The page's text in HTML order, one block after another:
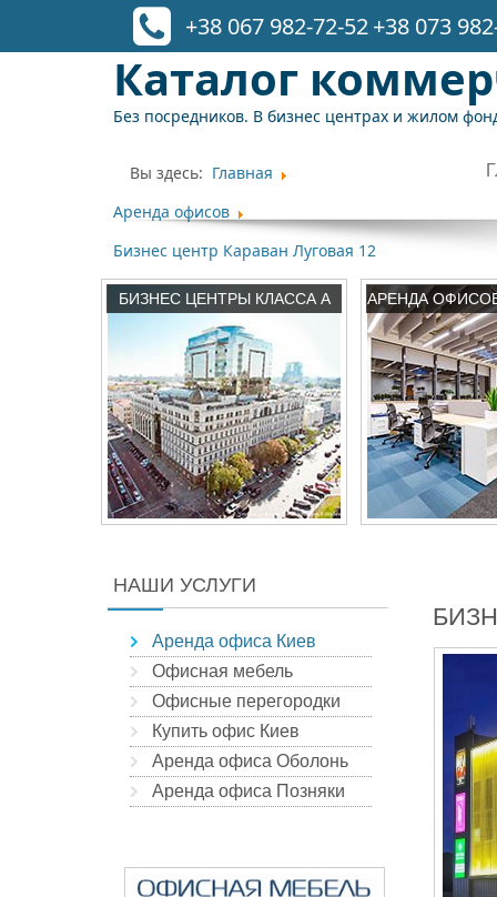
+38 067 982-72-52+38 073
Каталог
Без посредников. В бизнес центрах и жилом
Вы здесь: Главная
Аренда офисов
Бизнес центр Караван Луговая 12
БИЗНЕС ЦЕНТРЫ КЛАССА А АРЕНДА
НАШИ УСЛУГИ
Аренда офиса Киев
Офисная мебель
Офисные перегородки
Купить офис Киев
Аренда офиса Оболонь
Аренда офиса Позняки